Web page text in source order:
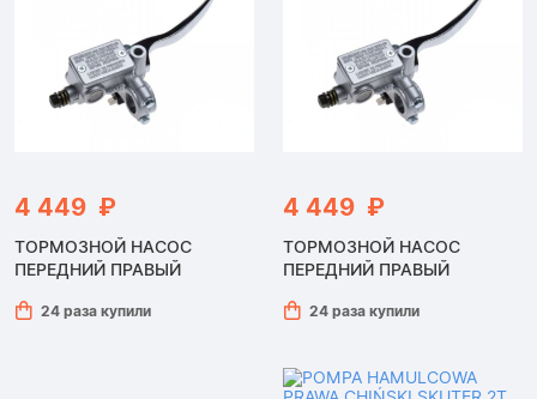
4 449 ₽
ТОРМОЗНОЙ НАСОС
ПЕРЕДНИЙ ПРАВЫЙ
24 раза купили
4 449 ₽
ТОРМОЗНОЙ НАСОС
ПЕРЕДНИЙ ПРАВЫЙ
24 раза купили